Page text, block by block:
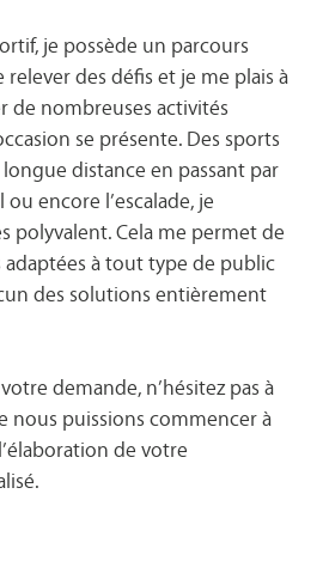
je possède un parcours
relever des défis et je me plais à
nombreuses activités
se présente. Des sports
distance en passant par
encore l’escalade, je
polyvalent. Cela me permet de
à tout type de public
des solutions entièrement
demande, n’hésitez pas à
nous puissions commencer à
de votre